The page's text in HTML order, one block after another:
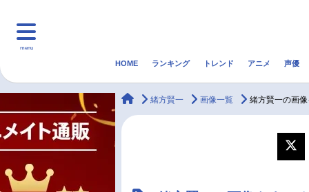
menu
マンガ・ラノベ 音楽
HOME ランキング トレンド アニメ 声優
animateTimes
緒方賢一 画像一覧 緒方賢一の画